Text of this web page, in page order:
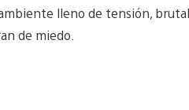
lleno de tensión,
de miedo.